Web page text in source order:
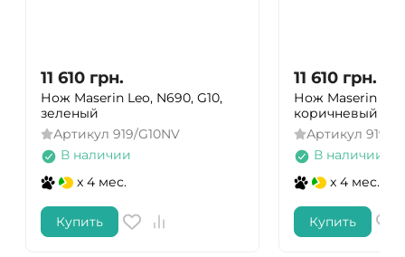
11 610 грн.
Нож Maserin Leo, N690, G10,
зеленый
Артикул 919/G10NV
В наличии
x 4 мес.
Купить
11 610 грн.
Нож Maserin
коричневый
Артикул 919/
В наличии
x 4 мес.
Купить